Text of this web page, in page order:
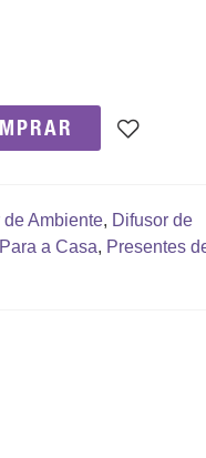
de Ambiente, Difusor de
Para a Casa, Presentes